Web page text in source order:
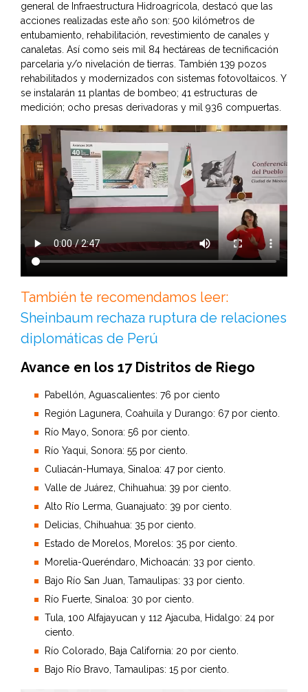
general de Infraestructura Hidroagrícola, destacó que las
acciones realizadas este año son: 500 kilómetros de
entubamiento, rehabilitación, revestimiento de canales y
canaletas. Así como seis mil 84 hectáreas de tecnificación
parcelaria y/o nivelación de tierras. También 139 pozos
rehabilitados y modernizados con sistemas fotovoltaicos. Y
se instalarán 11 plantas de bombeo; 41 estructuras de
medición; ocho presas derivadoras y mil 936 compuertas.
También te recomendamos leer:
Sheinbaum rechaza ruptura de relaciones
diplomáticas de Perú
Avance en los 17 Distritos de Riego
Pabellón, Aguascalientes: 76 por ciento
Región Lagunera, Coahuila y Durango: 67 por ciento.
Río Mayo, Sonora: 56 por ciento.
Río Yaqui, Sonora: 55 por ciento.
Culiacán-Humaya, Sinaloa: 47 por ciento.
Valle de Juárez, Chihuahua: 39 por ciento.
Alto Río Lerma, Guanajuato: 39 por ciento.
Delicias, Chihuahua: 35 por ciento.
Estado de Morelos, Morelos: 35 por ciento.
Morelia-Queréndaro, Michoacán: 33 por ciento.
Bajo Río San Juan, Tamaulipas: 33 por ciento.
Río Fuerte, Sinaloa: 30 por ciento.
Tula, 100 Alfajayucan y 112 Ajacuba, Hidalgo: 24 por
ciento.
Río Colorado, Baja California: 20 por ciento.
Bajo Río Bravo, Tamaulipas: 15 por ciento.